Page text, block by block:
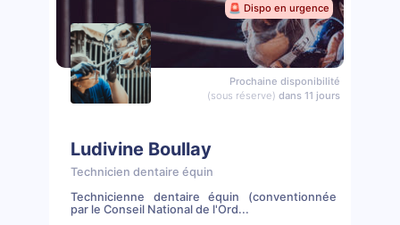
🚨 Dispo en urgence
Prochaine disponibilité
(sous réserve) dans 11 jours
Ludivine Boullay
Technicien dentaire équin
Technicienne dentaire équin (conventionnée
par le Conseil National de l'Ord...